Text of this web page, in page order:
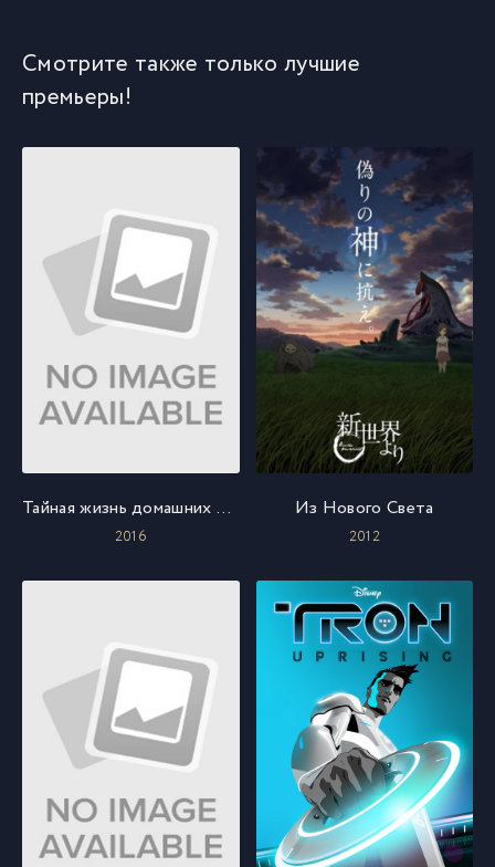
Смотрите также только лучшие
премьеры!
Тайная жизнь домашних животных
2016
Из Нового Света
2012